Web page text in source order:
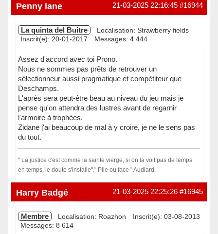
#16944
21-03-2025 22:16:45
Penny lane
La quinta del Buitre
Localisation: Strawberry fields
Inscrit(e): 20-01-2017
Messages: 4 444
Assez d'accord avec toi Prono.
Nous ne sommes pas prêts de retrouver un
sélectionneur aussi pragmatique et compétiteur que
Deschamps.
L'après sera peut-être beau au niveau du jeu mais je
pense qu'on attendra des lustres avant de regarnir
l'armoire à trophées.
Zidane j'ai beaucoup de mal à y croire, je ne le sens pas
du tout.
" La justice c'est comme la sainte vierge, si on la voit pas de temps
en temps, le doute s'installe"." Pile ou face " Audiard.
Hors ligne #16945
21-03-2025 22:25:26
Harry Badgé
Membre Localisation: Roazhon
Inscrit(e): 03-08-2013
Messages: 8 614